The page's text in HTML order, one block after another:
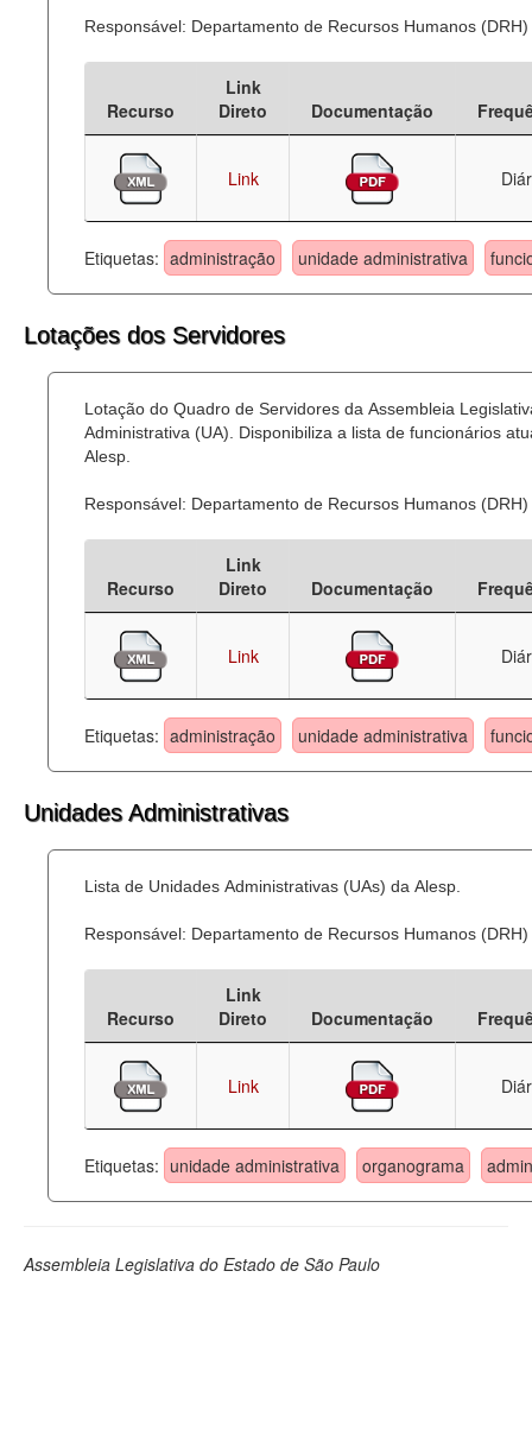
Responsável: Departamento de Recursos Humanos (DRH)
Recurso
Link
Direto
Documentação
Link
Etiquetas: administração unidade administrativa
Lotações dos Servidores
Lotação do Quadro de Servidores da Assembleia
Administrativa (UA). Disponibiliza a lista de funcionários
Alesp.
Responsável: Departamento de Recursos Humanos (DRH)
Recurso
Link
Direto
Documentação
Link
Etiquetas: administração unidade administrativa
Unidades Administrativas
Lista de Unidades Administrativas (UAs) da Alesp.
Responsável: Departamento de Recursos Humanos (DRH)
Recurso
Link
Direto
Documentação
Link
Etiquetas: unidade administrativa organograma
Assembleia Legislativa do Estado de São Paulo